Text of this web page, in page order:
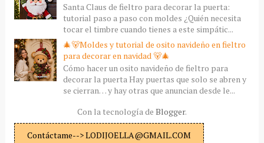
Santa Claus de fieltro para decorar la puerta:
tutorial paso a paso con moldes ¿Quién necesita
tocar el timbre cuando tienes a este simpátic...
🎄🐻Moldes y tutorial de osito navideño en fieltro
para decorar en navidad 🐻🎄
Cómo hacer un osito navideño de fieltro para
decorar la puerta Hay puertas que solo se abren y
se cierran… y hay otras que anuncian desde le...
Con la tecnología de Blogger.
Contáctame--> LODIJOELLA@GMAIL.COM